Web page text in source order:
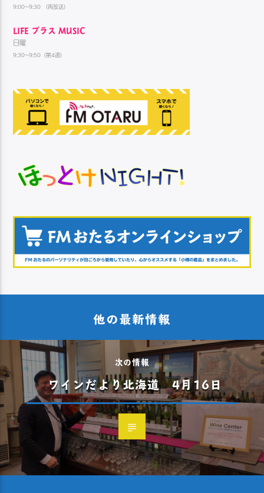
9:00~9:30 （再放送）
LIFE プラス MUSIC
日曜
9:30~9:50（第4週）
他の最新情報
次の情報
ワインだより北海道 4月16日